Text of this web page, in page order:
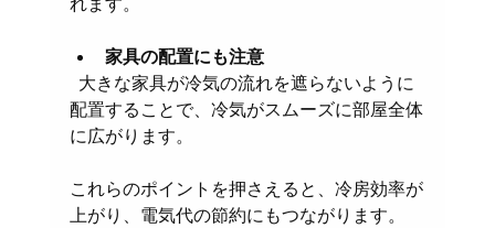
家具の配置にも注意
配置することで、冷気がスムーズに部屋全体
に広がります。
これらのポイントを押さえると、冷房効率が
上がり、電気代の節約にもつながります。